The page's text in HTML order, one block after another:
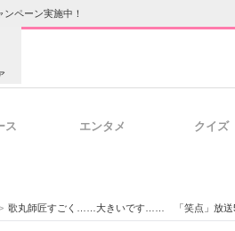
ペーン実施中！
ス エンタメ クイズ
歌丸師匠すごく……大きいです…… 「笑点」放送